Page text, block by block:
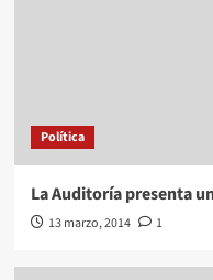
Política
La Auditoría presenta
13 marzo, 2014 1